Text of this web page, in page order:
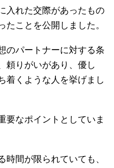
入れた交際があったもの
ことを公開しました。
のパートナーに対する条
頼りがいがあり、優し
着くような人を挙げまし
要なポイントとしていま
時間が限られていても、